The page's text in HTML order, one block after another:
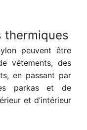
thermiques
peuvent être
vêtements, des
en passant par
parkas et de
et d’intérieur